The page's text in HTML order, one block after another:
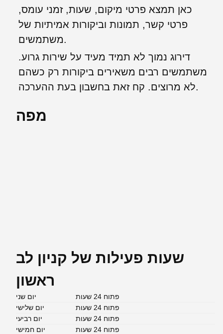
כאן תמצא פרטי מיקום, שעות, זמני עומס,
פרטי קשר, תמונות וביקורות אמיתיות של
משתמשים.
דירוג נמוך לא תמיד מעיד על שירות גרוע.
משתמשים רבים משאירים ביקורות רק כשהם
לא מרוצים. קח זאת בחשבון בעת ההערכה.
מפה
שעות פעילות של קניון לב
ראשון
יום שני
פתוח 24 שעות
יום שלישי
פתוח 24 שעות
יום רביעי
פתוח 24 שעות
יום חמישי
פתוח 24 שעות